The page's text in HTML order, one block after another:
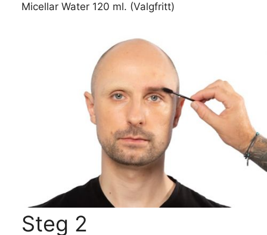
Micellar Water 120 ml. (Valgfritt)
Steg 2